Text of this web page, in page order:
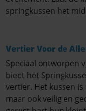
springkussen het
Vertier Voor de
Speciaal ontworpen
biedt het
vertier. Het kussen
maar ook veilig en